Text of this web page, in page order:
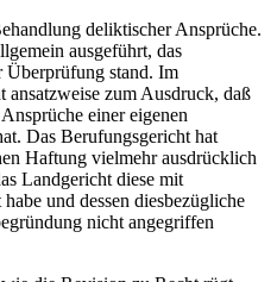
deliktischer Ansprüche.
ausgeführt, das
Überprüfung stand. Im
zum Ausdruck, daß
einer eigenen
Das Berufungsgericht hat
Haftung vielmehr ausdrücklich
Landgericht diese mit
und dessen diesbezügliche
nicht angegriffen